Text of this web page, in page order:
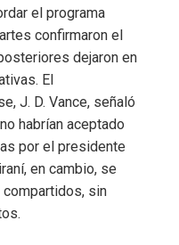
el programa
confirmaron el
dejaron en
El
J. D. Vance, señaló
habrían aceptado
por el presidente
en cambio, se
sin